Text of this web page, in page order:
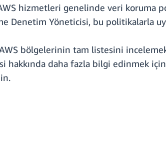
hizmetleri genelinde veri koruma
Denetim Yöneticisi, bu politikalarla
bölgelerinin tam listesini
hakkında daha fazla bilgi edinmek için